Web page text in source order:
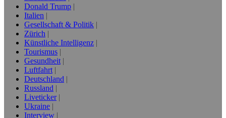
Donald Trump
Italien
Gesellschaft & Politik
Zürich
Künstliche Intelligenz
Tourismus
Gesundheit
Luftfahrt
Deutschland
Russland
Liveticker
Ukraine
Interview